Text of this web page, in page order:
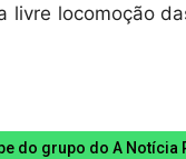
livre locomoção
do grupo do A Notícia